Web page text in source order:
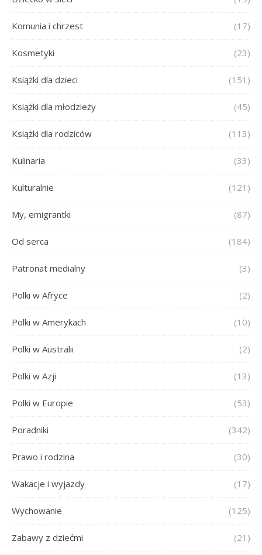
Komunia i chrzest (17)
Kosmetyki (23)
Książki dla dzieci (151)
Książki dla młodzieży (45)
Książki dla rodziców (113)
Kulinaria (33)
Kulturalnie (121)
My, emigrantki (87)
Od serca (184)
Patronat medialny (3)
Polki w Afryce (2)
Polki w Amerykach (10)
Polki w Australii (2)
Polki w Azji (13)
Polki w Europie (53)
Poradniki (342)
Prawo i rodzina (30)
Wakacje i wyjazdy (17)
Wychowanie (125)
Zabawy z dziećmi (21)